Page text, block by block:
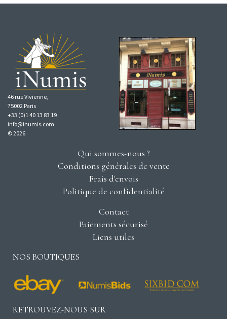
46 rue Vivienne,
75002 Paris
+33 (0)1 40 13 83 19
info@inumis.com
© 2026
Qui sommes-nous ?
Conditions générales de vente
Frais d'envois
Politique de confidentialité
Contact
Paiements sécurisé
Liens utiles
NOS BOUTIQUES
RETROUVEZ-NOUS SUR